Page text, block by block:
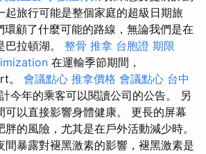
起旅行可能是整個家庭的超級日期旅
環顧了什麼可能的路線，無論我們是在
拉頓湖。 整骨 推拿 台胞證 期限
在運輸季節期間，
。 會議點心 推拿價格 會議點心 台中
今年的乘客可以閱讀公司的公告。 另
可以直接影響身體健康。 更長的屏幕
的風險，尤其是在戶外活動減少時。
間暴露對褪黑激素的影響，褪黑激素是